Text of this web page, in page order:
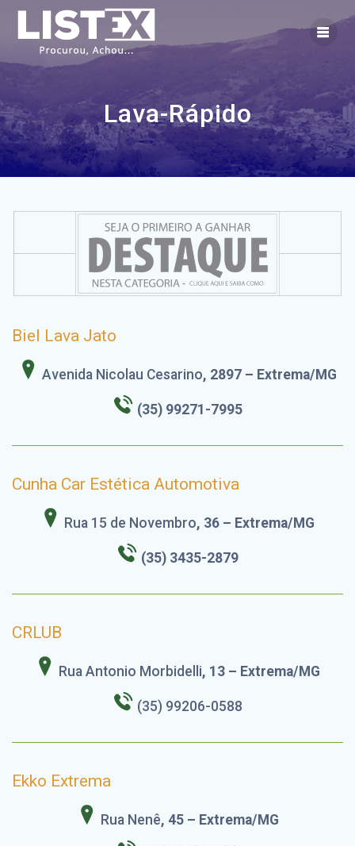
content
Lava-Rápido
Biel Lava Jato
Avenida Nicolau Cesarino, 2897 – Extrema/MG
(35) 99271-7995
Cunha Car Estética Automotiva
Rua 15 de Novembro, 36 – Extrema/MG
(35) 3435-2879
CRLUB
Rua Antonio Morbidelli, 13 – Extrema/MG
(35) 99206-0588
Ekko Extrema
Rua Nenê, 45 – Extrema/MG